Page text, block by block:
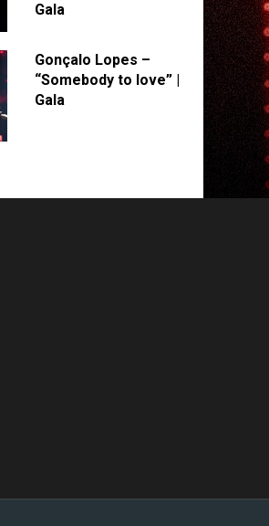
Gala
Gonçalo Lopes –
“Somebody to love” |
Gala